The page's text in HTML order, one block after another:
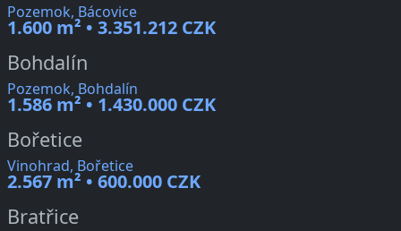
Pozemok, Bácovice
1.600 m² • 3.351.212 CZK
Bohdalín
Pozemok, Bohdalín
1.586 m² • 1.430.000 CZK
Bořetice
Vinohrad, Bořetice
2.567 m² • 600.000 CZK
Bratřice